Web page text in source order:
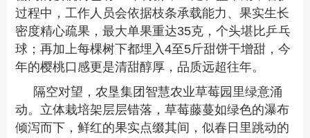
过程中，工作人员会依据枝条承载能力、果实生长
密度精心疏果，最大单果重达35克，个头堪比乒乓
球；再加上每棵树下都埋入4至5斤甜饼干增甜，今
年的樱桃口感更是清甜醇厚，品质远超往年。
隔空对望，农垦集团智慧农业草莓园里绿意涌
动。立体栽培架层层错落，草莓藤蔓如绿色的瀑布
倾泻而下，鲜红的果实点缀其间，似春日里跳动的